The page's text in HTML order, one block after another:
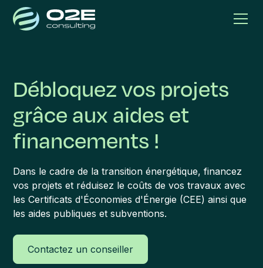
Débloquez vos projets
grâce aux aides et
financements !
Dans le cadre de la transition énergétique, financez
vos projets et réduisez le coûts de vos travaux avec
les Certificats d'Économies d'Énergie (CEE) ainsi que
les aides publiques et subventions.
Contactez un conseiller